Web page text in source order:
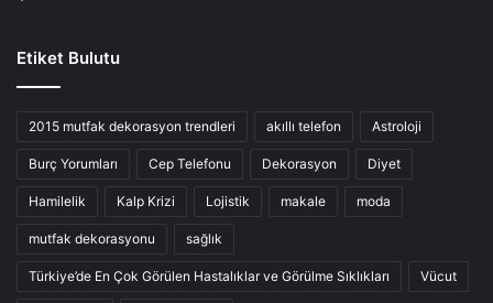
Etiket Bulutu
2015 mutfak dekorasyon trendleri akıllı telefon Astroloji
Burç Yorumları Cep Telefonu Dekorasyon Diyet
Hamilelik Kalp Krizi Lojistik makale moda
mutfak dekorasyonu sağlık
Türkiye’de En Çok Görülen Hastalıklar ve Görülme Sıklıkları Vücut